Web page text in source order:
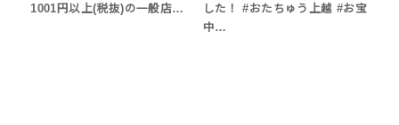
1001円以上(税抜)の一般店…
した！ #おたちゅう上越 #お宝
中…